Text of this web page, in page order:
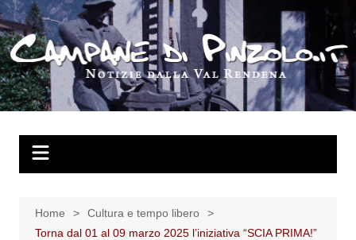
Salta
al
contenuto
Home
Cultura e tempo libero
Torna dal 01 al 09 marzo 2025 l’iniziativa “SCIA PRIMA!”